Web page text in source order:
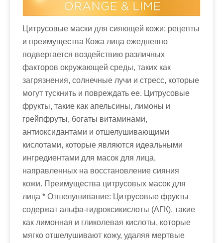
Цитрусовые маски для сияющей кожи: рецепты
и преимущества Кожа лица ежедневно
подвергается воздействию различных
факторов окружающей среды, таких как
загрязнения, солнечные лучи и стресс, которые
могут тускнить и повреждать ее. Цитрусовые
фрукты, такие как апельсины, лимоны и
грейпфруты, богаты витаминами,
антиоксидантами и отшелушивающими
кислотами, которые являются идеальными
ингредиентами для масок для лица,
направленных на восстановление сияния
кожи. Преимущества цитрусовых масок для
лица * Отшелушивание: Цитрусовые фрукты
содержат альфа-гидроксикислоты (АГК), такие
как лимонная и гликолевая кислоты, которые
мягко отшелушивают кожу, удаляя мертвые